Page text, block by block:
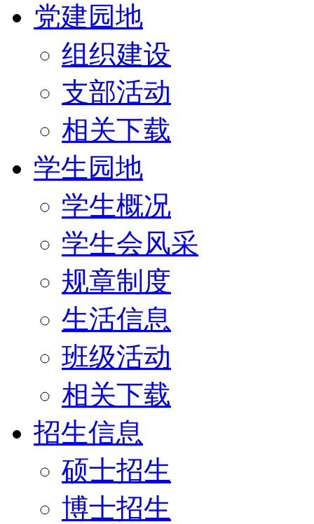
党建园地
组织建设
支部活动
相关下载
学生园地
学生概况
学生会风采
规章制度
生活信息
班级活动
相关下载
招生信息
硕士招生
博士招生